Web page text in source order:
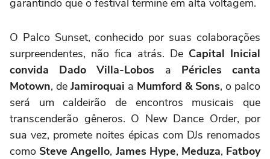
garantindo que o festival termine em alta voltagem.
O Palco Sunset, conhecido por suas colaborações
surpreendentes, não fica atrás. De Capital Inicial
convida Dado Villa-Lobos a Péricles canta
Motown, de Jamiroquai a Mumford & Sons, o palco
será um caldeirão de encontros musicais que
transcenderão gêneros. O New Dance Order, por
sua vez, promete noites épicas com DJs renomados
como Steve Angello, James Hype, Meduza, Fatboy